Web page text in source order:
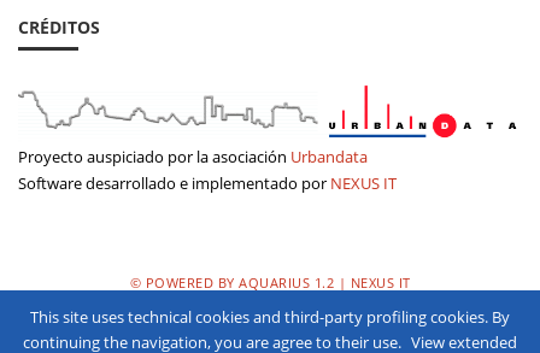
CRÉDITOS
Proyecto auspiciado por la asociación Urbandata
Software desarrollado e implementado por NEXUS IT
© POWERED BY AQUARIUS 1.2 | NEXUS IT
POLÌTICA DE PRIVACIDAD
This site uses technical cookies and third-party profiling cookies. By
continuing the navigation, you are agree to their use. View extended